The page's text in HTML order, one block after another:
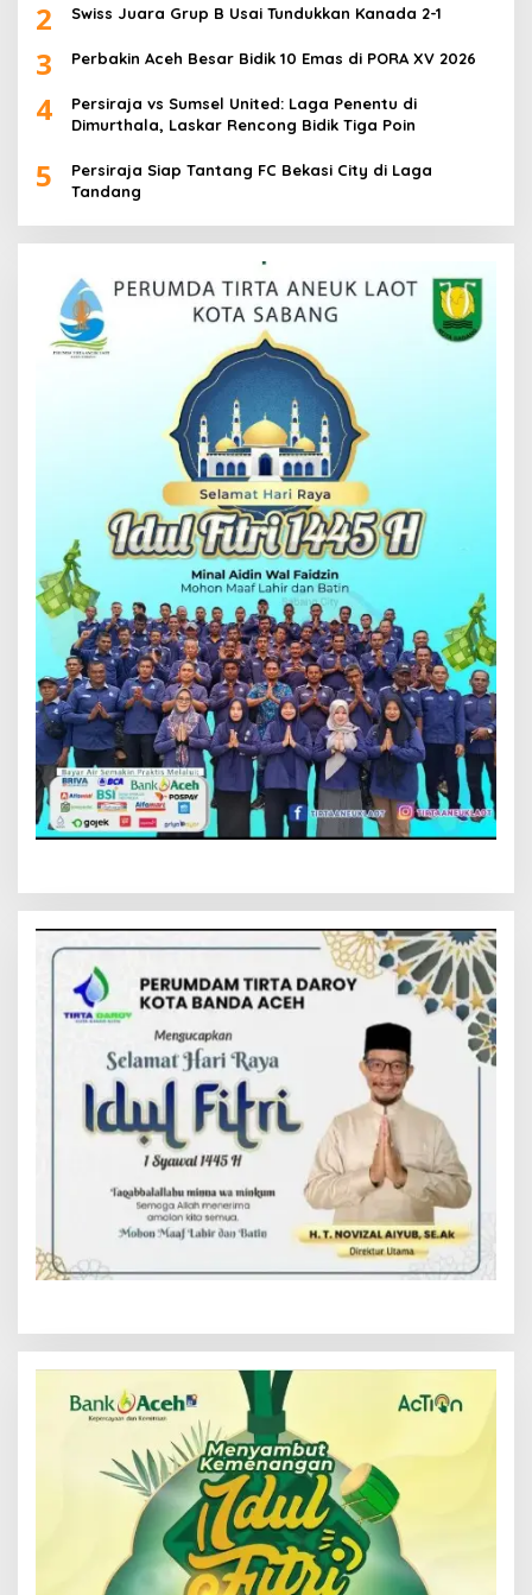
2 Swiss Juara Grup B Usai Tundukkan Kanada 2-1
3 Perbakin Aceh Besar Bidik 10 Emas di PORA XV 2026
4
Persiraja vs Sumsel United: Laga Penentu di
Dimurthala, Laskar Rencong Bidik Tiga Poin
5
Persiraja Siap Tantang FC Bekasi City di Laga
Tandang